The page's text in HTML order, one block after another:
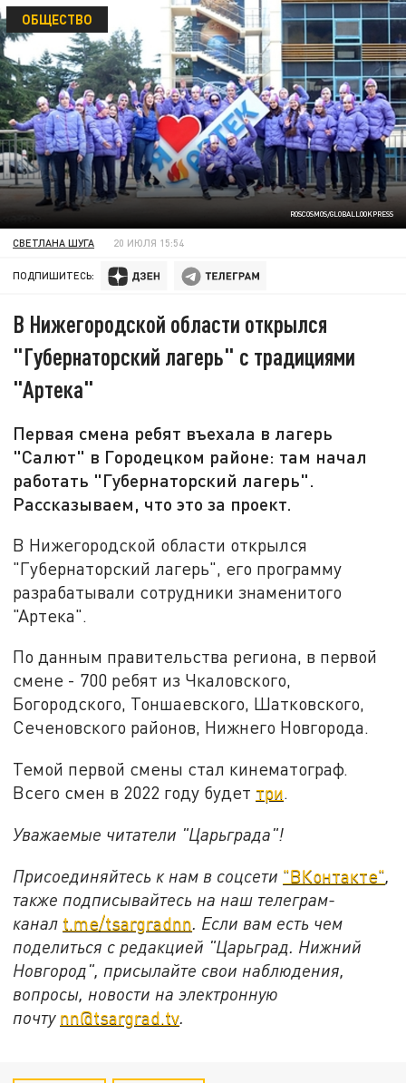
ROSCOSMOS/GLOBALLOOKPRESS
ОБЩЕСТВО
СВЕТЛАНА ШУГА 20 ИЮЛЯ 15:54
ПОДПИШИТЕСЬ:
В Нижегородской области открылся
"Губернаторский лагерь" с традициями
"Артека"
Первая смена ребят въехала в лагерь
"Салют" в Городецком районе: там начал
работать "Губернаторский лагерь".
Рассказываем, что это за проект.
В Нижегородской области открылся
"Губернаторский лагерь", его программу
разрабатывали сотрудники знаменитого
"Артека".
По данным правительства региона, в первой
смене - 700 ребят из Чкаловского,
Богородского, Тоншаевского, Шатковского,
Сеченовского районов, Нижнего Новгорода.
Темой первой смены стал кинематограф.
Всего смен в 2022 году будет три.
Уважаемые читатели "Царьграда"!
Присоединяйтесь к нам в соцсети "ВКонтакте"
также подписывайтесь на наш телеграм-
канал t.me/tsargradnn . Если вам есть чем
поделиться с редакцией "Царьград. Нижний
Новгород", присылайте свои наблюдения,
вопросы, новости на электронную
почту nn@tsargrad.tv